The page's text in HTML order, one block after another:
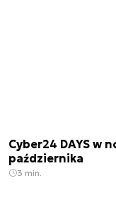
Cyber24 DAYS w
października
3 min.